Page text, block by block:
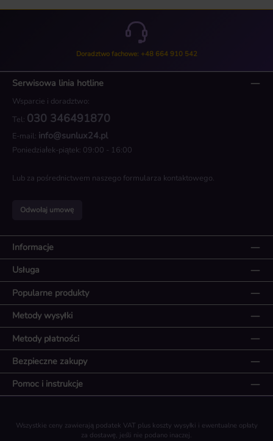
Doradztwo fachowe: +48 664 910 542
Serwisowa linia hotline
Wsparcie i doradztwo:
Tel: 030 346491870
E-mail: info@sunlux24.pl
Poniedziałek-piątek: 09:00 - 16:00
Lub za pośrednictwem naszego formularza kontaktowego.
Odwołaj umowę
Informacje
Usługa
Popularne produkty
Metody płatności
Metody wysyłki
Bezpieczne zakupy
Pomoc i instrukcje
Wszystkie ceny zawierają podatek VAT plus koszty wysyłki i ewentualne opłaty
za dostawę, jeśli nie podano inaczej.